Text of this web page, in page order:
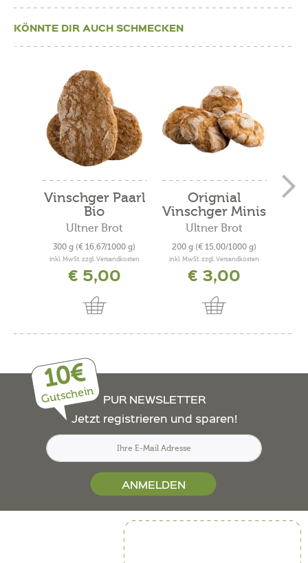
KÖNNTE DIR AUCH SCHMECKEN
Vinschger Paarl
Bio
Ultner Brot
300 g (€ 16,67/1000 g)
inkl. MwSt. zzgl. Versandkosten
€ 5,00
Orignial
Vinschger Minis
Bio
Ultner Brot
200 g (€ 15,00/1000 g)
inkl. MwSt. zzgl. Versandkosten
€ 3,00
10€
Gutschein
PUR NEWSLETTER
Jetzt registrieren und sparen!
ANMELDEN